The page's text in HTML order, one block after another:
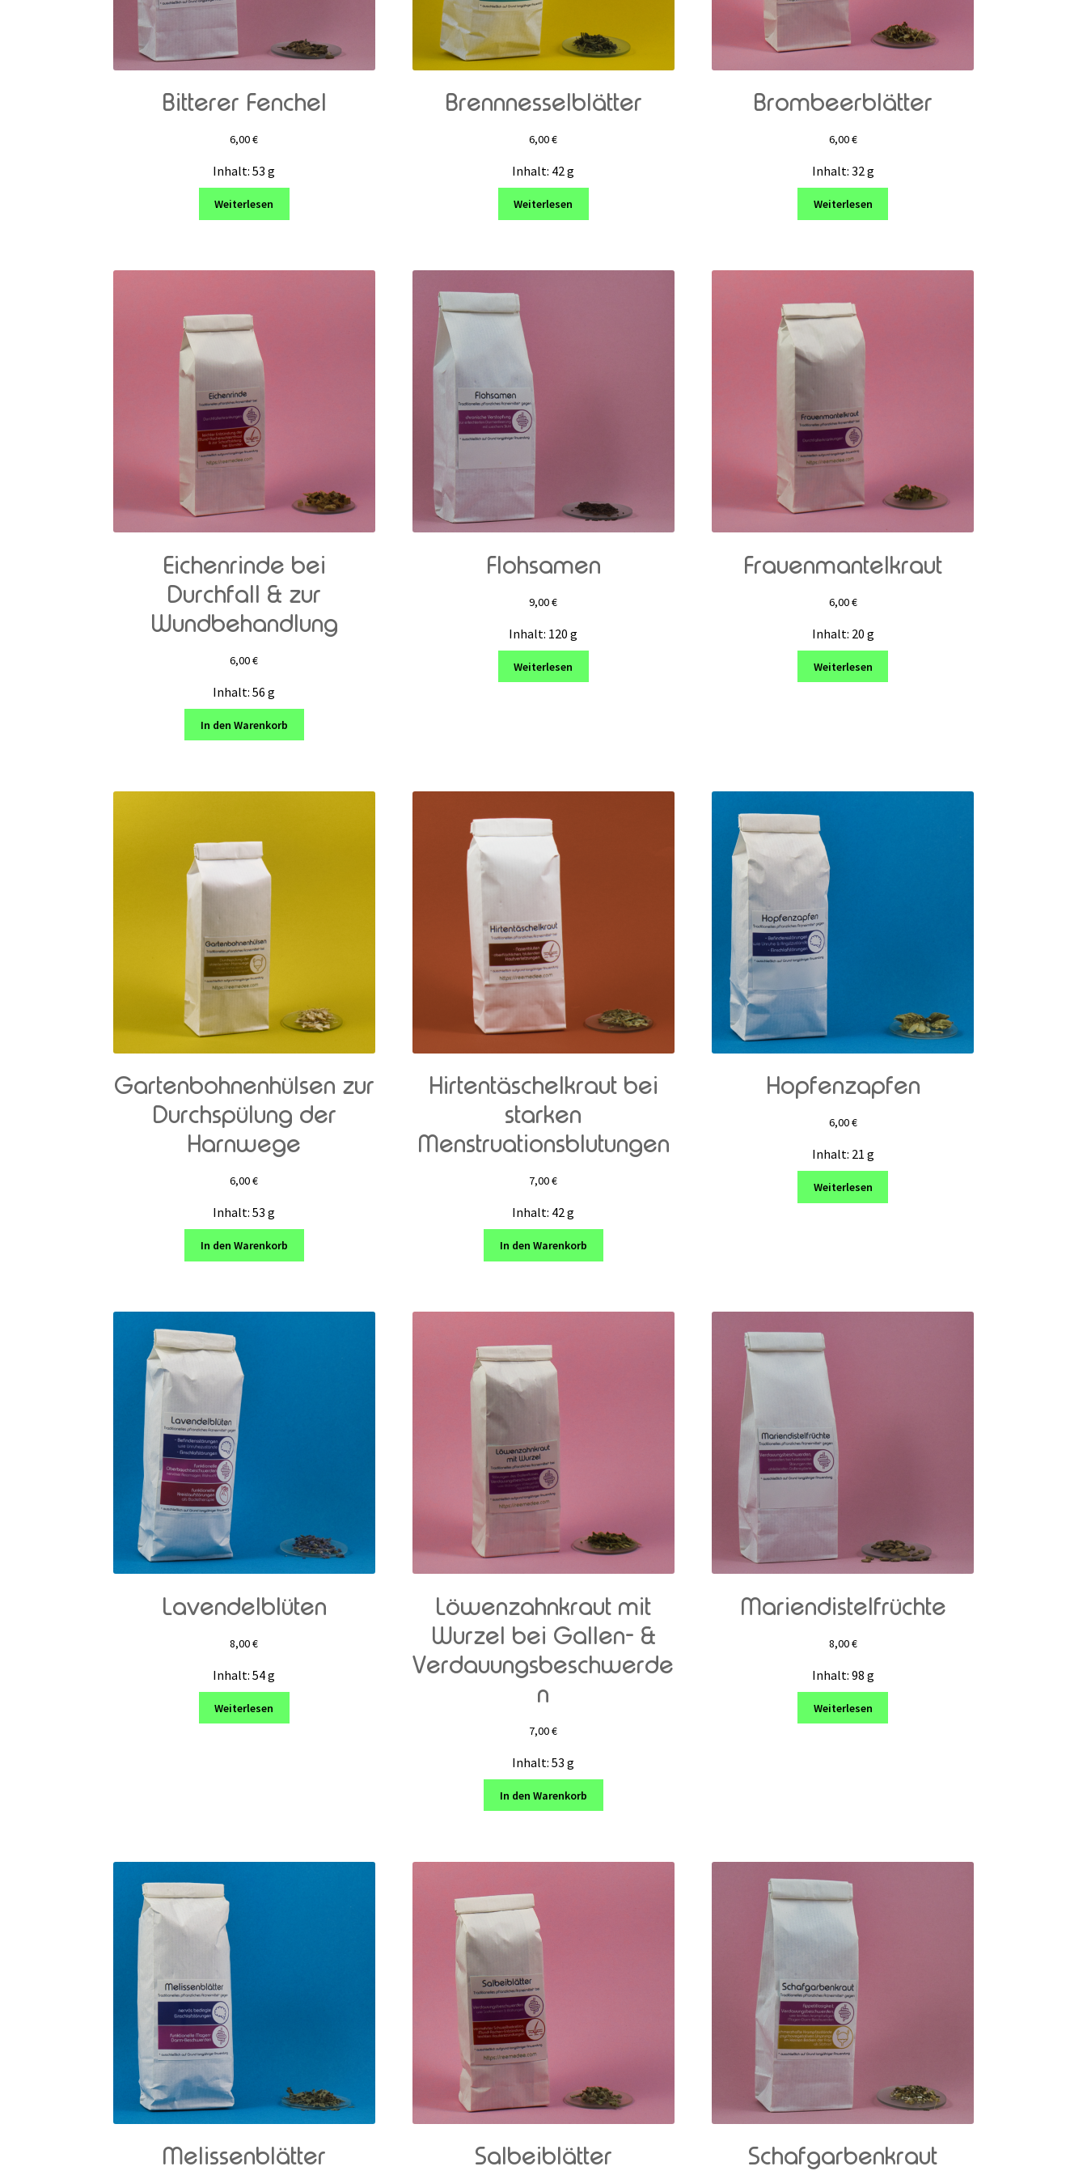
Bitterer Fenchel
6,00€
Inhalt: 53g
Weiterlesen
Brennnesselblätter
6,00€
Inhalt: 42g
Weiterlesen
Brombeerblätter
6,00€
Inhalt: 32g
Weiterlesen
Eichenrinde bei
Durchfall & zur
Wundbehandlung
6,00€
Inhalt: 56g
In den Warenkorb
Flohsamen
9,00€
Inhalt: 120g
Weiterlesen
Frauenmantelkraut
6,00€
Inhalt: 20 g
Weiterlesen
Gartenbohnenhülsen zur
Durchspülung der
Harnwege
6,00€
Inhalt: 53g
In den Warenkorb
Hirtentäschelkraut bei
starken
Menstruationsblutungen
7,00€
Inhalt: 42g
In den Warenkorb
Hopfenzapfen
6,00€
Inhalt: 21 g
Weiterlesen
Lavendelblüten
8,00€
Inhalt: 54g
Weiterlesen
Löwenzahnkraut mit
Wurzel bei Gallen- &
Verdauungsbeschwerde
n
7,00€
Inhalt: 53g
In den Warenkorb
Mariendistelfrüchte
8,00€
Inhalt: 98 g
Weiterlesen
Melissenblätter Salbeiblätter Schafgarbenkraut